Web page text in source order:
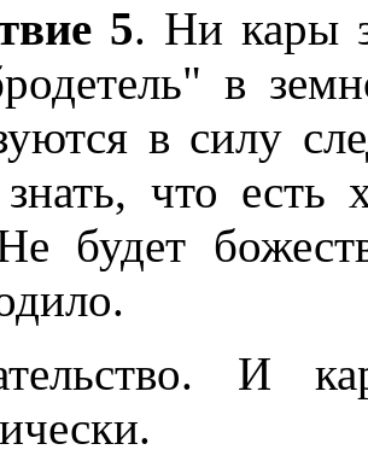
5. Ни кары
в
в силу
что есть
будет
И